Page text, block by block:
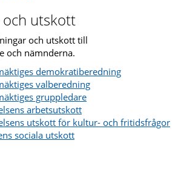
utskott
och utskott till
och nämnderna.
demokratiberedning
valberedning
gruppledare
arbetsutskott
utskott för kultur- och fritidsfrågor
sociala utskott